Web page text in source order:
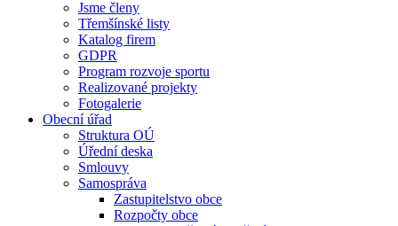
Jsme členy
Třemšínské listy
Katalog firem
GDPR
Program rozvoje sportu
Realizované projekty
Fotogalerie
Obecní úřad
Struktura OÚ
Úřední deska
Smlouvy
Samospráva
Zastupitelstvo obce
Rozpočty obce